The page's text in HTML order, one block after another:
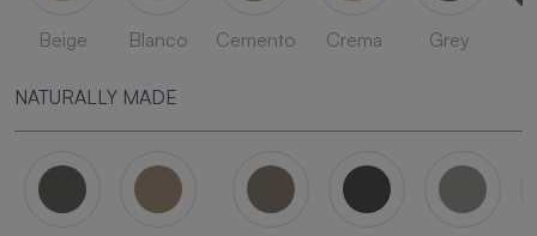
Beige Blanco Cemento Crema Grey
NATURALLY MADE